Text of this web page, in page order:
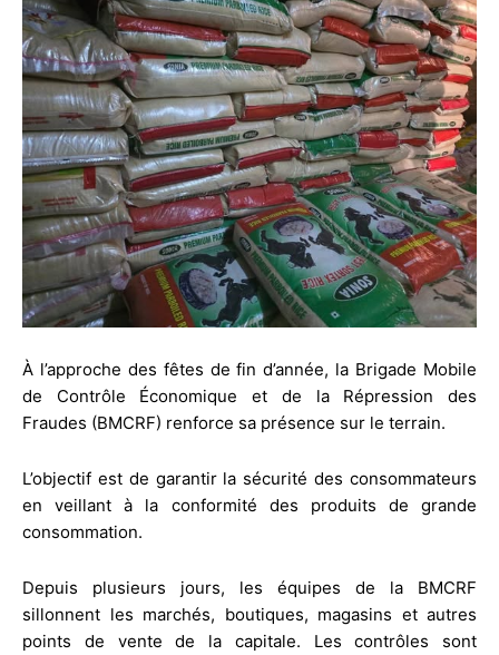
À l’approche des fêtes de fin d’année, la Brigade Mobile
de Contrôle Économique et de la Répression des
Fraudes (BMCRF) renforce sa présence sur le terrain.
L’objectif est de garantir la sécurité des consommateurs
en veillant à la conformité des produits de grande
consommation.
Depuis plusieurs jours, les équipes de la BMCRF
sillonnent les marchés, boutiques, magasins et autres
points de vente de la capitale. Les contrôles sont